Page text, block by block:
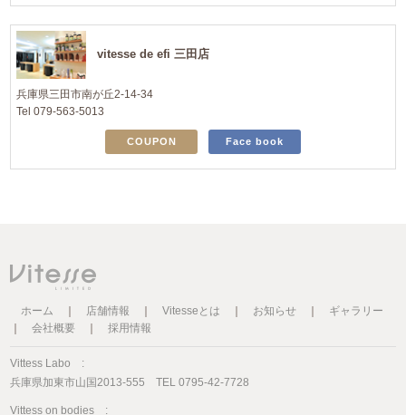
vitesse de efi 三田店
兵庫県三田市南が丘2-14-34
Tel 079-563-5013
COUPON Face book
ホーム ｜ 店舗情報 ｜ Vitesseとは ｜ お知らせ ｜
ギャラリー
｜
会社概要 ｜ 採用情報
Vittess Labo :
兵庫県加東市山国2013-555 TEL 0795-42-7728
Vittess on bodies :